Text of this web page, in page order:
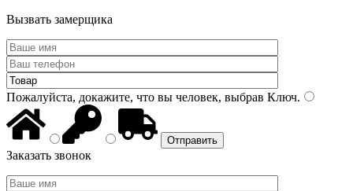
Вызвать замерщика
Пожалуйста, докажите, что вы человек, выбрав Ключ.
Заказать звонок